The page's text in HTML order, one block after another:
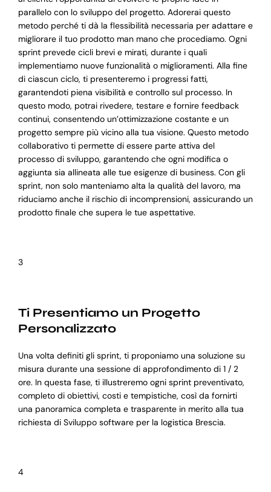
parallelo con lo sviluppo del progetto. Adorerai questo
metodo perché ti dà la flessibilità necessaria per adattare e
migliorare il tuo prodotto man mano che procediamo. Ogni
sprint prevede cicli brevi e mirati, durante i quali
implementiamo nuove funzionalità o miglioramenti. Alla fine
di ciascun ciclo, ti presenteremo i progressi fatti,
garantendoti piena visibilità e controllo sul processo. In
questo modo, potrai rivedere, testare e fornire feedback
continui, consentendo un’ottimizzazione costante e un
progetto sempre più vicino alla tua visione. Questo metodo
collaborativo ti permette di essere parte attiva del
processo di sviluppo, garantendo che ogni modifica o
aggiunta sia allineata alle tue esigenze di business. Con gli
sprint, non solo manteniamo alta la qualità del lavoro, ma
riduciamo anche il rischio di incomprensioni, assicurando un
prodotto finale che supera le tue aspettative.
3
Ti Presentiamo un Progetto
Personalizzato
Una volta definiti gli sprint, ti proponiamo una soluzione su
misura durante una sessione di approfondimento di 1 / 2
ore. In questa fase, ti illustreremo ogni sprint preventivato,
completo di obiettivi, costi e tempistiche, così da fornirti
una panoramica completa e trasparente in merito alla tua
richiesta di Sviluppo software per la logistica Brescia.
4